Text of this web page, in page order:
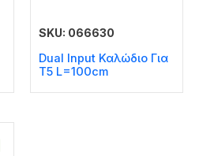
SKU: 066630
Dual Input Καλώδιο Για
T5 L=100cm